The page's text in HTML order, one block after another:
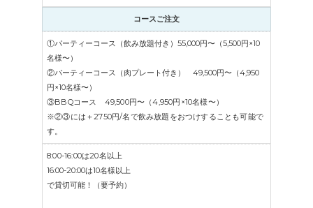
コースご注文
①パーティーコース（飲み放題付き）55,000円〜（5,500円×10
名様〜）
②パーティーコース（肉プレート付き） 49,500円〜（4,950
円×10名様〜）
③BBQコース 49,500円〜（4,950円×10名様〜）
※②③には＋2750円/名で飲み放題をおつけすることも可能で
す。
8:00-16:00は20名以上
16:00-20:00は10名様以上
で貸切可能！（要予約）